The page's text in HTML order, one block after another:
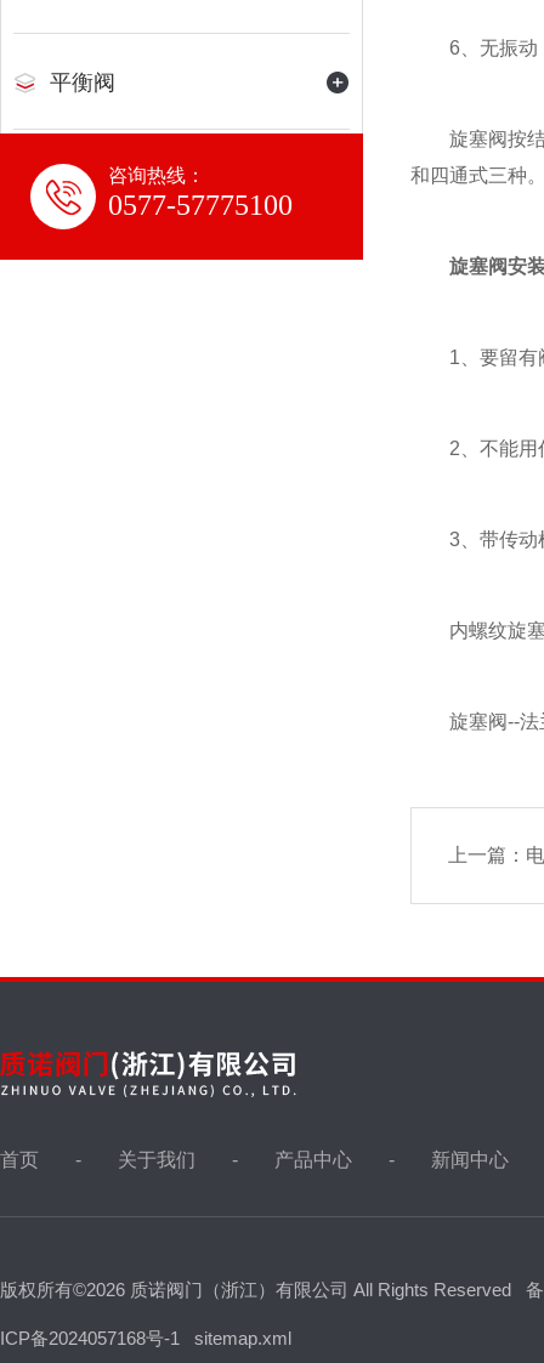
平衡阀
水力控制阀
冶金非标阀
咨询热线：
0577-57775100
6、无振动
旋塞阀按结
和四通式三种
旋塞阀安
1、要留有
2、不能用
3、带传动
内螺纹旋塞
旋塞阀--法兰
上一篇：
首页 关于我们 产品中心 新闻中心
版权所有©2026 质诺阀门（浙江）有限公司 All Rights Reserved
ICP备2024057168号-1 sitemap.xml